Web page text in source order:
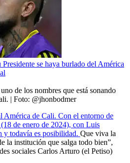
se haya burlado del América
de los nombres que está sonando
| Foto: @jhonbodmer
América de Cali. Con el entorno de
de enero de 2024), con Luis
y todavía es posibilidad. Que viva la
la institución que salga todo bien”,
sociales Carlos Arturo (el Petiso)